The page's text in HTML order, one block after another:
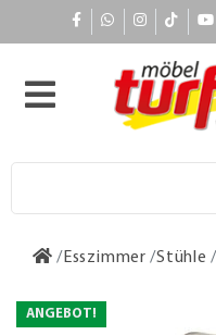
Esszimmer Stühle
ANGEBOT!